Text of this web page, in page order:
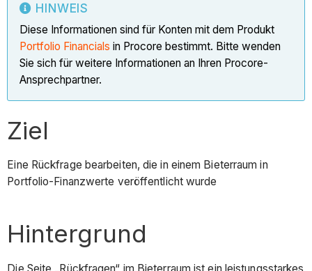
HINWEIS
Diese Informationen sind für Konten mit dem Produkt
Portfolio Financials in Procore bestimmt. Bitte wenden
Sie sich für weitere Informationen an Ihren Procore-
Ansprechpartner.
Ziel
Eine Rückfrage bearbeiten, die in einem Bieterraum in
Portfolio-Finanzwerte veröffentlicht wurde
Hintergrund